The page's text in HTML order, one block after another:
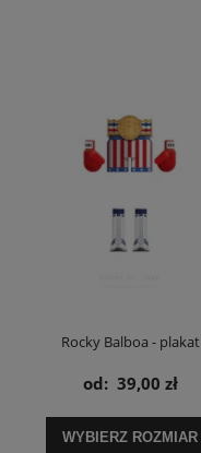
Rocky Balboa - plakat
od: 39,00 zł
WYBIERZ ROZMIAR